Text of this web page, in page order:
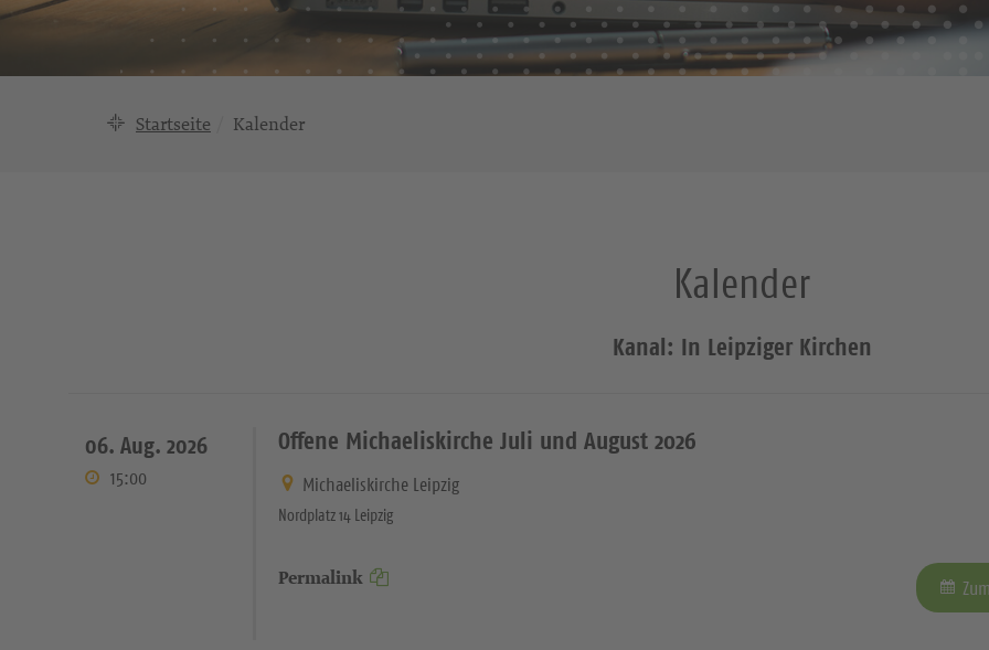
Startseite Kalender
Kalender
Kanal: In Leipziger Kirchen
06. Aug. 2026
15:00
Offene Michaeliskirche Juli und August 2026
Michaeliskirche Leipzig
Nordplatz 14 Leipzig
Permalink